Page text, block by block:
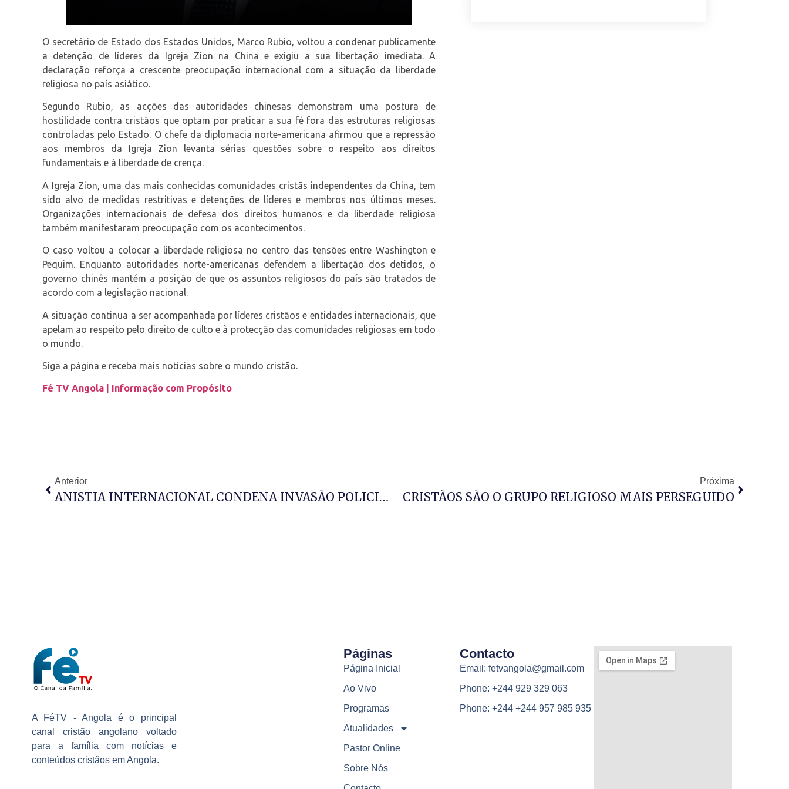
O secretário de Estado dos Estados Unidos, Marco Rubio, voltou a condenar publicamente
a detenção de líderes da Igreja Zion na China e exigiu a sua libertação imediata. A
declaração reforça a crescente preocupação internacional com a situação da liberdade
religiosa no país asiático.
Segundo Rubio, as acções das autoridades chinesas demonstram uma postura de
hostilidade contra cristãos que optam por praticar a sua fé fora das estruturas religiosas
controladas pelo Estado. O chefe da diplomacia norte-americana afirmou que a repressão
aos membros da Igreja Zion levanta sérias questões sobre o respeito aos direitos
fundamentais e à liberdade de crença.
A Igreja Zion, uma das mais conhecidas comunidades cristãs independentes da China, tem
sido alvo de medidas restritivas e detenções de líderes e membros nos últimos meses.
Organizações internacionais de defesa dos direitos humanos e da liberdade religiosa
também manifestaram preocupação com os acontecimentos.
O caso voltou a colocar a liberdade religiosa no centro das tensões entre Washington e
Pequim. Enquanto autoridades norte-americanas defendem a libertação dos detidos, o
governo chinês mantém a posição de que os assuntos religiosos do país são tratados de
acordo com a legislação nacional.
A situação continua a ser acompanhada por líderes cristãos e entidades internacionais, que
apelam ao respeito pelo direito de culto e à protecção das comunidades religiosas em todo
o mundo.
Siga a página e receba mais notícias sobre o mundo cristão.
Fé TV Angola | Informação com Propósito
Anterior
ANISTIA INTERNACIONAL CONDENA INVASÃO POLICIAL
Próxima
CRISTÃOS SÃO O GRUPO RELIGIOSO MAIS PERSEGUIDO
A FéTV - Angola é o principal
canal cristão angolano voltado
para a família com notícias e
conteúdos cristãos em Angola.
Páginas
Página Inicial
Ao Vivo
Programas
Atualidades
Pastor Online
Sobre Nós
Contacto
Email: fetvangola@gmail.com
Phone: +244 929 329 063
Phone: +244 +244 957 985 935